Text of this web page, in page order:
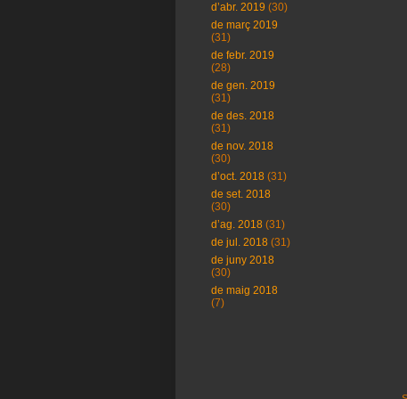
d’abr. 2019 (30)
de març 2019
(31)
de febr. 2019
(28)
de gen. 2019
(31)
de des. 2018
(31)
de nov. 2018
(30)
d’oct. 2018 (31)
de set. 2018
(30)
d’ag. 2018 (31)
de jul. 2018 (31)
de juny 2018
(30)
de maig 2018
(7)